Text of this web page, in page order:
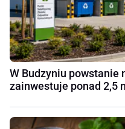
W Budzyniu powstanie
zainwestuje ponad 2,5